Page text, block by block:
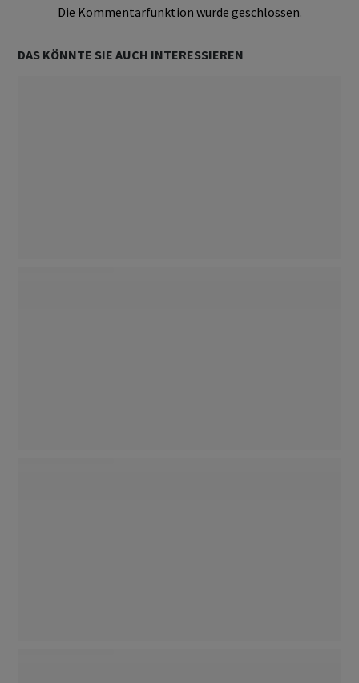
Die Kommentarfunktion wurde geschlossen.
DAS KÖNNTE SIE AUCH INTERESSIEREN